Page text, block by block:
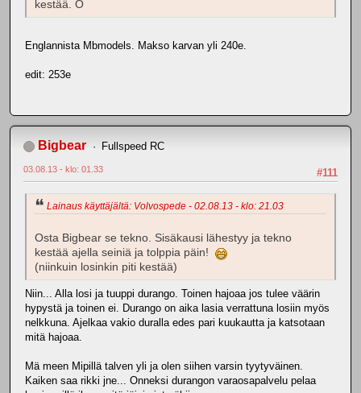
kestää. O
Englannista Mbmodels. Makso karvan yli 240e.
edit: 253e
Bigbear Fullspeed RC
#111
03.08.13 - klo: 01.33
Lainaus käyttäjältä: Volvospede - 02.08.13 - klo: 21.03
Osta Bigbear se tekno. Sisäkausi lähestyy ja tekno
kestää ajella seiniä ja tolppia päin!
(niinkuin losinkin piti kestää)
Niin... Alla losi ja tuuppi durango. Toinen hajoaa jos tulee väärin
hypystä ja toinen ei. Durango on aika lasia verrattuna losiin myös
nelkkuna. Ajelkaa vakio duralla edes pari kuukautta ja katsotaan
mitä hajoaa.
Mä meen Mipillä talven yli ja olen siihen varsin tyytyväinen.
Kaiken saa rikki jne... Onneksi durangon varaosapalvelu pelaa